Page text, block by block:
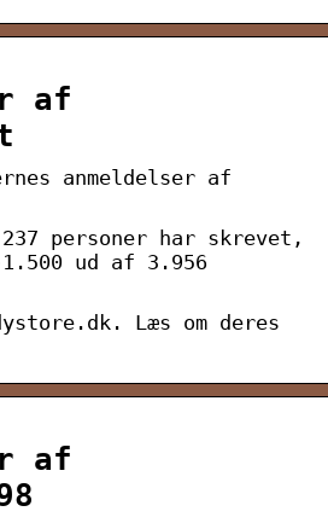
af
anmeldelser af
personer har skrevet,
ud af 3.956
Læs om deres
af